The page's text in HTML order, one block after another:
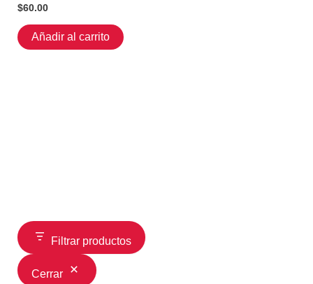
Filtrar productos
Cerrar
$60.00
Añadir al carrito